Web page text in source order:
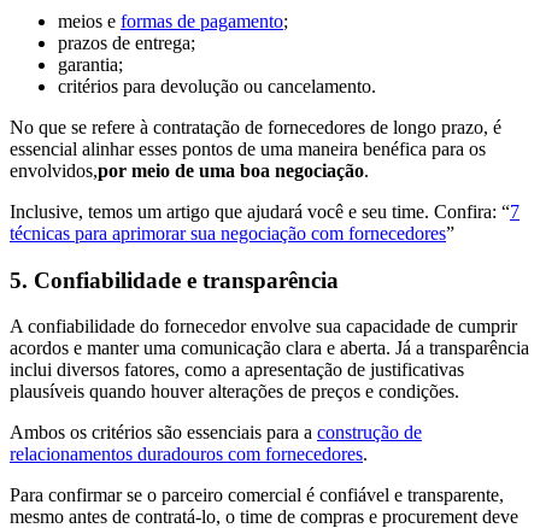
meios e formas de pagamento;
prazos de entrega;
garantia;
critérios para devolução ou cancelamento.
No que se refere à contratação de fornecedores de longo prazo, é
essencial alinhar esses pontos de uma maneira benéfica para os
envolvidos,por meio de uma boa negociação.
Inclusive, temos um artigo que ajudará você e seu time. Confira: “7
técnicas para aprimorar sua negociação com fornecedores”
5. Confiabilidade e transparência
A confiabilidade do fornecedor envolve sua capacidade de cumprir
acordos e manter uma comunicação clara e aberta. Já a transparência
inclui diversos fatores, como a apresentação de justificativas
plausíveis quando houver alterações de preços e condições.
Ambos os critérios são essenciais para a construção de
relacionamentos duradouros com fornecedores.
Para confirmar se o parceiro comercial é confiável e transparente,
mesmo antes de contratá-lo, o time de compras e procurement deve